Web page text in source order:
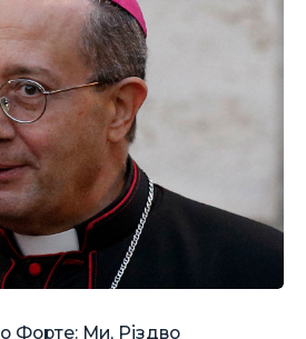
Форте: Ми, Різдво